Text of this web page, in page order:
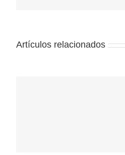
Artículos relacionados